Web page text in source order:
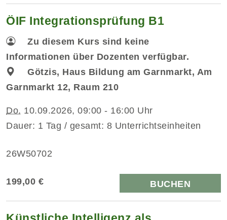
ÖIF Integrationsprüfung B1
Zu diesem Kurs sind keine
Informationen über Dozenten verfügbar.
Götzis, Haus Bildung am Garnmarkt, Am
Garnmarkt 12, Raum 210
Do. 10.09.2026, 09:00 - 16:00 Uhr
Dauer: 1 Tag / gesamt: 8 Unterrichtseinheiten
26W50702
199,00 € BUCHEN